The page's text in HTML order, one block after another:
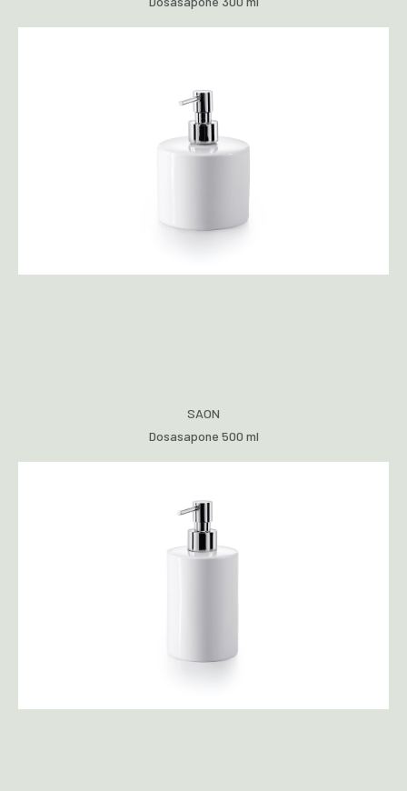
SAON
Dosasapone 500 ml